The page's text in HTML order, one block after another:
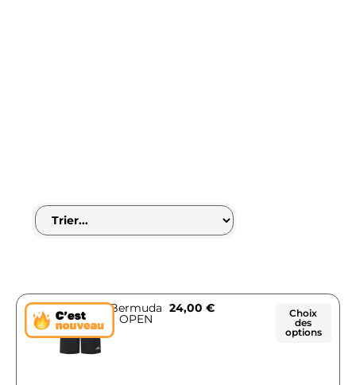
Bermuda
OPEN
24,00€
Choix
des
options